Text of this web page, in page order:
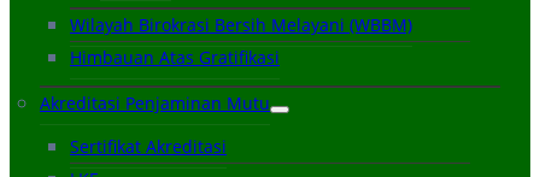
Wilayah Birokrasi Bersih Melayani (WBBM)
Himbauan Atas Gratifikasi
Akreditasi Penjaminan Mutu
Sertifikat Akreditasi